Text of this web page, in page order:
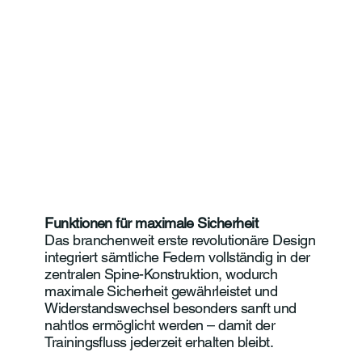
Funktionen für maximale Sicherheit
Das branchenweit erste revolutionäre Design
integriert sämtliche Federn vollständig in der
zentralen Spine-Konstruktion, wodurch
maximale Sicherheit gewährleistet und
Widerstandswechsel besonders sanft und
nahtlos ermöglicht werden – damit der
Trainingsfluss jederzeit erhalten bleibt.